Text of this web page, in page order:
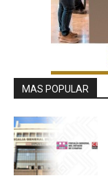
MAS POPULAR